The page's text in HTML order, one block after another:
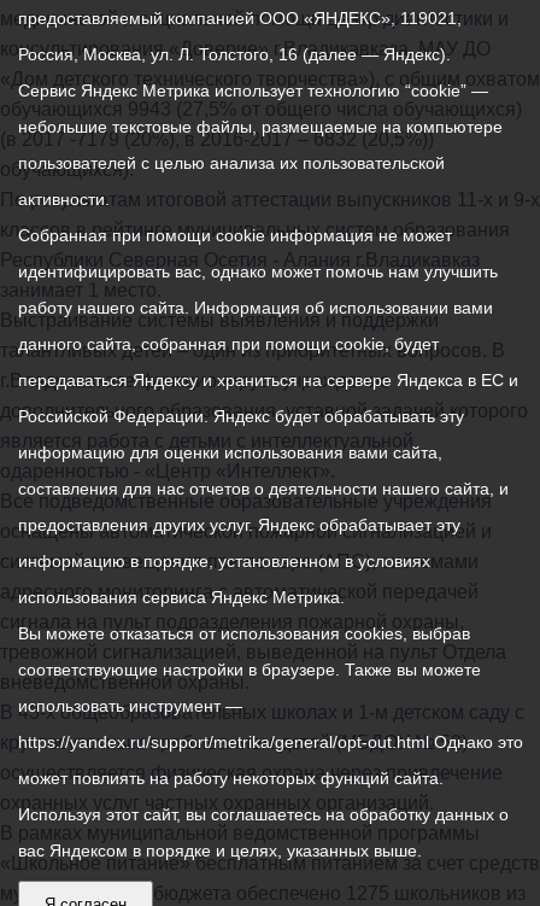
медицинской и социальной помощи центр диагностики и
консультирования «Доверие» г.Владикавказа, МАУ ДО
«Дом детского технического творчества»), с общим охватом
обучающихся 9943 (27,5% от общего числа обучающихся)
(в 2017 -7179 (20%), в 2016-2017 – 6832 (20,5%))
обучающихся).
По результатам итоговой аттестации выпускников 11-х и 9-х
классов в рейтинге муниципальных систем образования
Республики Северная Осетия - Алания г.Владикавказ
занимает 1 место.
Выстраивание системы выявления и поддержки
талантливых детей – один из приоритетных вопросов. В
г.Владикавказе функционирует учреждение
дополнительного образования, уставной задачей которого
является работа с детьми с интеллектуальной
одаренностью - «Центр «Интеллект».
Все подведомственные образовательные учреждения
оснащены автоматической пожарной сигнализацией и
системой оповещения при пожаре (АПС), системами
адресного мониторинга с автоматической передачей
сигнала на пульт подразделения пожарной охраны,
тревожной сигнализацией, выведенной на пульт Отдела
вневедомственной охраны.
В 43-х общеобразовательных школах и 1-м детском саду с
круглосуточным пребыванием детей (МБДОУ № 52)
осуществляется физическая охрана через привлечение
охранных услуг частных охранных организаций.
В рамках муниципальной ведомственной программы
«Школьное питание» бесплатным питанием за счет средств
муниципального бюджета обеспечено 1275 школьников из
предоставляемый компанией ООО «ЯНДЕКС», 119021,
Россия, Москва, ул. Л. Толстого, 16 (далее — Яндекс).
Сервис Яндекс Метрика использует технологию “cookie” —
небольшие текстовые файлы, размещаемые на компьютере
пользователей с целью анализа их пользовательской
активности.
Собранная при помощи cookie информация не может
идентифицировать вас, однако может помочь нам улучшить
работу нашего сайта. Информация об использовании вами
данного сайта, собранная при помощи cookie, будет
передаваться Яндексу и храниться на сервере Яндекса в ЕС и
Российской Федерации. Яндекс будет обрабатывать эту
информацию для оценки использования вами сайта,
составления для нас отчетов о деятельности нашего сайта, и
предоставления других услуг. Яндекс обрабатывает эту
информацию в порядке, установленном в условиях
использования сервиса Яндекс Метрика.
Вы можете отказаться от использования cookies, выбрав
соответствующие настройки в браузере. Также вы можете
использовать инструмент —
https://yandex.ru/support/metrika/general/opt-out.html Однако это
может повлиять на работу некоторых функций сайта.
Используя этот сайт, вы соглашаетесь на обработку данных о
вас Яндексом в порядке и целях, указанных выше.